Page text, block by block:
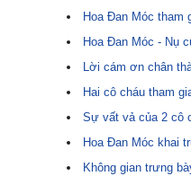
Hoa Đan Móc tham
Hoa Đan Móc - Nụ
Lời cám ơn chân
Hai cô cháu tham
Sự vất vả của 2 cô
Hoa Đan Móc khai
Không gian trưng